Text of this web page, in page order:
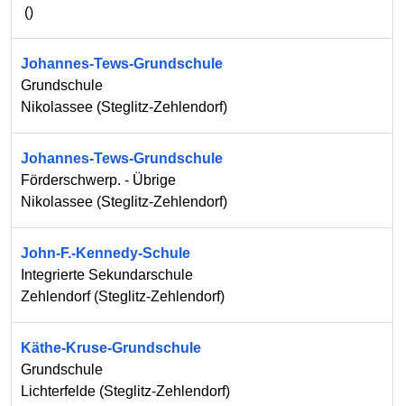
()
Johannes-Tews-Grundschule
Grundschule
Nikolassee (Steglitz-Zehlendorf)
Johannes-Tews-Grundschule
Förderschwerp. - Übrige
Nikolassee (Steglitz-Zehlendorf)
John-F.-Kennedy-Schule
Integrierte Sekundarschule
Zehlendorf(Steglitz-Zehlendorf)
Käthe-Kruse-Grundschule
Grundschule
Lichterfelde (Steglitz-Zehlendorf)